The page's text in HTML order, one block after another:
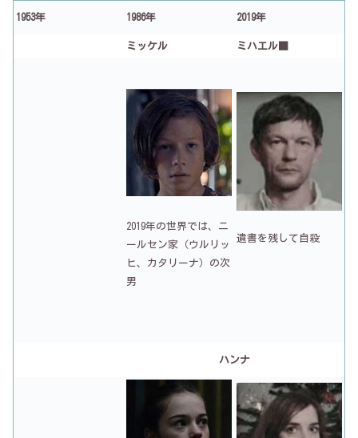
1953年 1986年 2019年
ミッケル ミハエル■
2019年の世界では、ニ
ールセン家（ウルリッ
ヒ、カタリーナ）の次
男
遺書を残して自殺
ハンナ